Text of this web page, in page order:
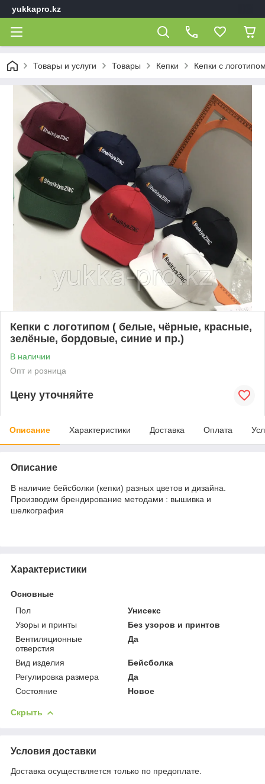
yukkapro.kz
Товары и услуги Товары Кепки Кепки с
Кепки с логотипом ( белые, чёрные, красные,
зелёные, бордовые, синие и пр.)
В наличии
Опт и розница
Цену уточняйте
Описание Характеристики Доставка Оплата
Описание
В наличие бейсболки (кепки) разных цветов и дизайна.
Производим брендирование методами : вышивка и
шелкография
Характеристики
Основные
Пол
Унисекс
Узоры и принты
Без узоров и принтов
Вентиляционные
отверстия
Да
Вид изделия
Бейсболка
Регулировка размера
Да
Состояние
Новое
Скрыть
Условия доставки
Доставка осуществляется только по предоплате.